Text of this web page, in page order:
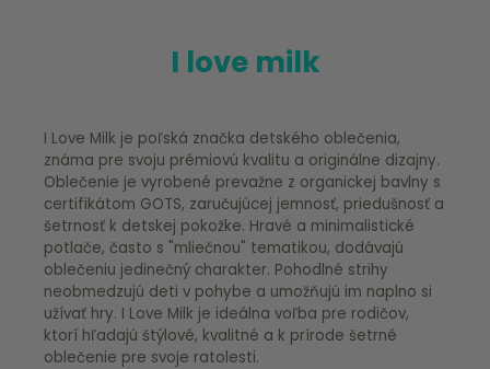
I love milk
I Love Milk je poľská značka detského oblečenia,
známa pre svoju prémiovú kvalitu a originálne dizajny.
Oblečenie je vyrobené prevažne z organickej bavlny s
certifikátom GOTS, zaručujúcej jemnosť, priedušnosť a
šetrnosť k detskej pokožke. Hravé a minimalistické
potlače, často s "mliečnou" tematikou, dodávajú
oblečeniu jedinečný charakter. Pohodlné strihy
neobmedzujú deti v pohybe a umožňujú im naplno si
užívať hry. I Love Milk je ideálna voľba pre rodičov,
ktorí hľadajú štýlové, kvalitné a k prírode šetrné
oblečenie pre svoje ratolesti.